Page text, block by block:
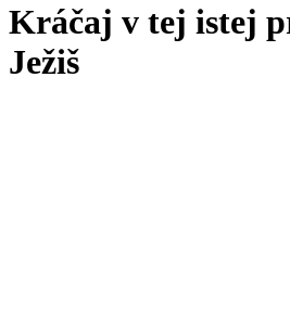
Kráčaj v tej istej
Ježiš